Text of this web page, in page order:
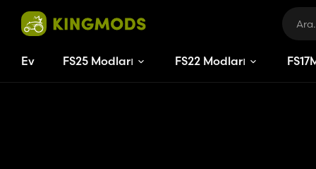
Ev FS25 Modları FS22 Modları FS17